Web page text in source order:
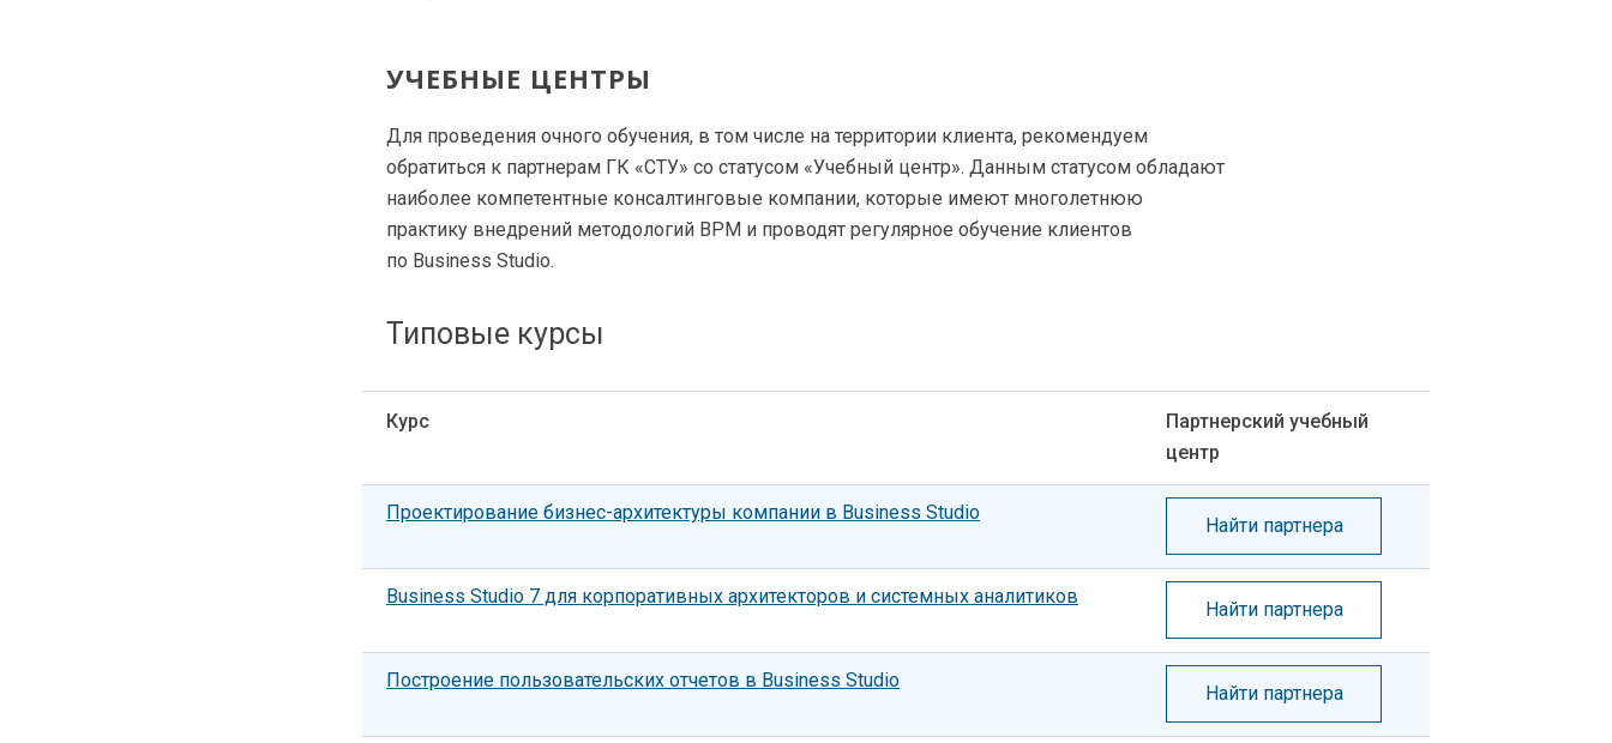
УЧЕБНЫЕ ЦЕНТРЫ
Для проведения очного обучения, в том числе на территории клиента, рекомендуем
обратиться к партнерам ГК «СТУ» со статусом «Учебный центр». Данным статусом обладают
наиболее компетентные консалтинговые компании, которые имеют многолетнюю
практику внедрений методологий BPM и проводят регулярное обучение клиентов
по Business Studio.
Типовые курсы
Курс
Партнерский учебный
центр
Проектирование бизнес-архитектуры компании в Business Studio
Найти партнера
Business Studio 7 для корпоративных архитекторов и системных аналитиков
Найти партнера
Построение пользовательских отчетов в Business Studio
Найти партнера